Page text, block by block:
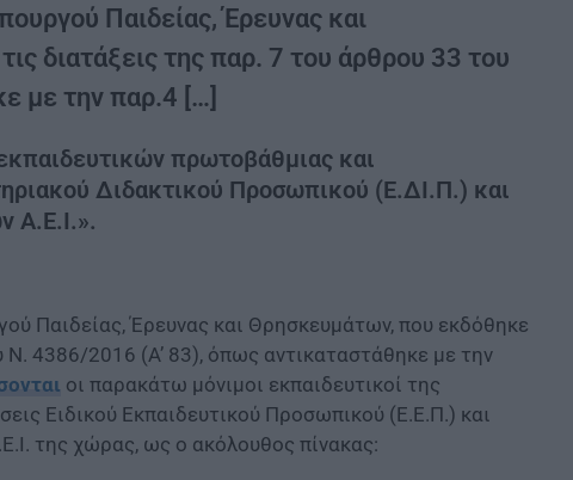
Παιδείας, Έρευνας και
διατάξεις της παρ. 7 του άρθρου 33 του
με την παρ.4 […]
πρωτοβάθμιας και
Διδακτικού Προσωπικού (Ε.ΔΙ.Π.) και
Α.Ε.Ι.».
Παιδείας, Έρευνας και Θρησκευμάτων, που εκδόθηκε
4386/2016 (Α’ 83), όπως αντικαταστάθηκε με την
οι παρακάτω μόνιμοι εκπαιδευτικοί της
Ειδικού Εκπαιδευτικού Προσωπικού (Ε.Ε.Π.) και
της χώρας, ως ο ακόλουθος πίνακας: